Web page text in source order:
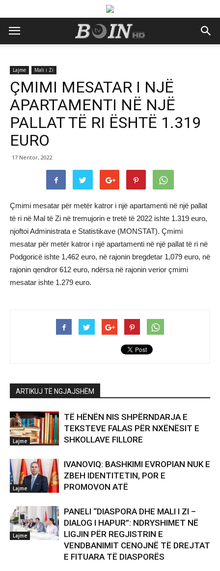
Lajme Mali i Zi
ÇMIMI MESATAR I NJË
APARTAMENTI NË NJË
PALLAT TË RI ËSHTË 1.319
EURO
17 Nëntor, 2022
Çmimi mesatar për metër katror i një apartamenti në një pallat
të ri në Mal të Zi në tremujorin e tretë të 2022 ishte 1.319 euro,
njoftoi Administrata e Statistikave (MONSTAT). Çmimi
mesatar për metër katror i një apartamenti në një pallat të ri në
Podgoricë ishte 1,462 euro, në rajonin bregdetar 1,079 euro, në
rajonin qendror 612 euro, ndërsa në rajonin verior çmimi
mesatar ishte 1.279 euro.
ARTIKUJ TË NGJAJSHËM
Lajme
TË HËNËN NIS SHPËRNDARJA E
TEKSTEVE FALAS PËR NXËNËSIT E
SHKOLLAVE FILLORE
Lajme
IVANOVIQ: BASHKIMI EVROPIAN NUK E
ZBEH IDENTITETIN, POR E
PROMOVON ATË
Lajme
PANELI “DIASPORA DHE MALI I ZI –
DIALOG I HAPUR”: NDRYSHIMET NË
LIGJIN PËR REGJISTRIN E
VENDBANIMIT CENOJNË TË DREJTAT
E FITUARA TË DIASPORËS